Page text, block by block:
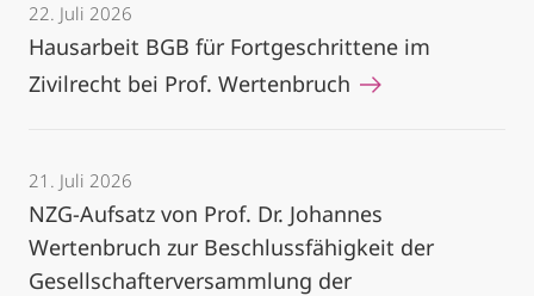
22. Juli 2026
Hausarbeit BGB für Fortgeschrittene im
Zivilrecht bei Prof. Wertenbruch
21. Juli 2026
NZG-Aufsatz von Prof. Dr. Johannes
Wertenbruch zur Beschlussfähigkeit der
Gesellschafterversammlung der